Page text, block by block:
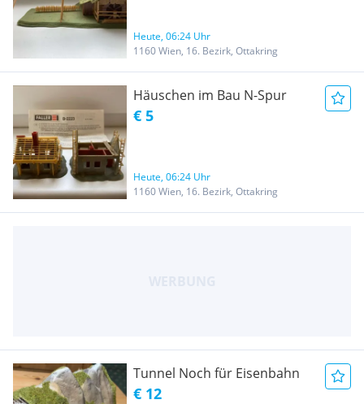
Heute, 06:24 Uhr
1160 Wien, 16. Bezirk, Ottakring
Häuschen im Bau N-Spur
€ 5
Heute, 06:24 Uhr
1160 Wien, 16. Bezirk, Ottakring
Tunnel Noch für Eisenbahn
€ 12